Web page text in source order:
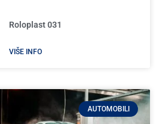
Roloplast 031
VIŠE INFO
AUTOMOBILI